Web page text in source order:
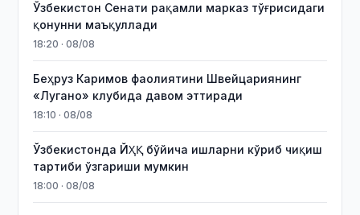
Ўзбекистон Сенати рақамли марказ тўғрисидаги
қонунни маъқуллади
18:20 · 08/08
Беҳруз Каримов фаолиятини Швейцариянинг
«Лугано» клубида давом эттиради
18:10 · 08/08
Ўзбекистонда ЙҲҚ бўйича ишларни кўриб чиқиш
тартиби ўзгариши мумкин
18:00 · 08/08